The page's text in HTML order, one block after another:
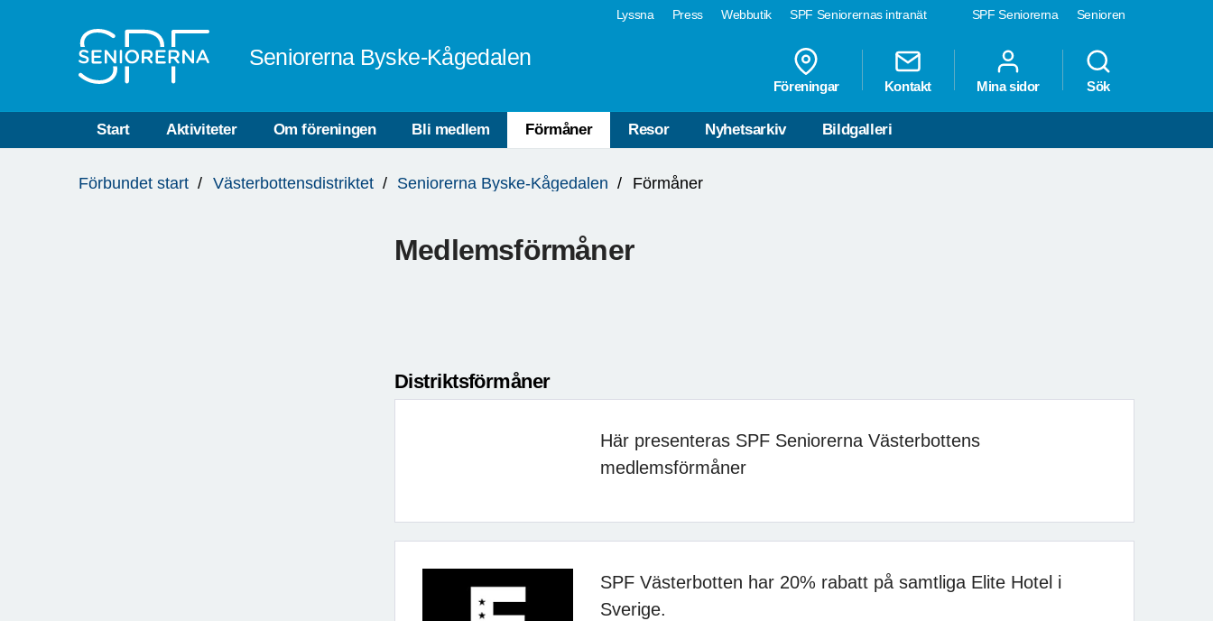
SPF Seniorerna Senioren
Lyssna Press Webbutik SPF Seniorernas intranät
Seniorerna Byske-Kågedalen
Föreningar Kontakt Mina sidor Sök
Start Aktiviteter Om föreningen Bli medlem Förmåner Resor Nyhetsarkiv Bildgalleri
är
Förbundet start Västerbottensdistriktet Seniorerna Byske-Kågedalen Förmåner
Medlemsförmåner
Distriktsförmåner
Här presenteras SPF Seniorerna Västerbottens
medlemsförmåner
SPF Västerbotten har 20% rabatt på samtliga Elite Hotel i
Sverige.